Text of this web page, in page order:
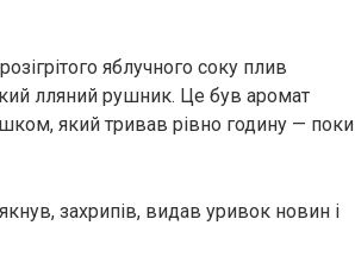
яблучного соку плив
лляний рушник. Це був аромат
який тривав рівно годину — поки
захрипів, видав уривок новин і